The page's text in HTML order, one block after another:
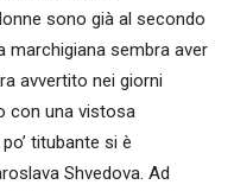
sono già al secondo
marchigiana sembra aver
avvertito nei giorni
con una vistosa
titubante si è
Shvedova. Ad